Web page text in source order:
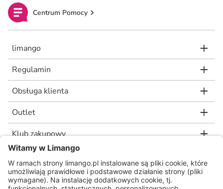
Centrum Pomocy
limango
Regulamin
Obsługa klienta
Outlet
Klub zakupowy